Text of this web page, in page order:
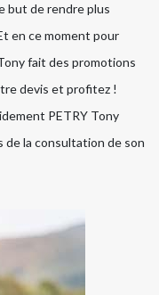
but de rendre plus
en ce moment pour
fait des promotions
devis et profitez !
PETRY Tony
de la consultation de son